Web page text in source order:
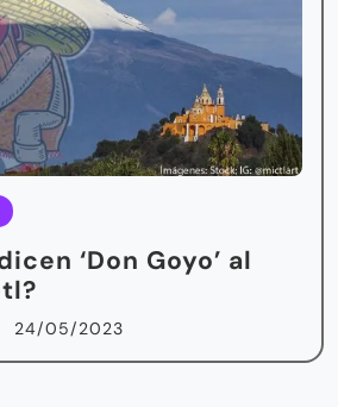
‘Don Goyo’ al
24/05/2023